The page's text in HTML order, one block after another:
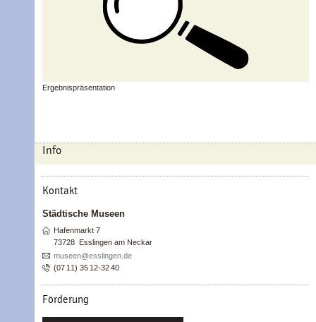
Ergebnispräsentation
Info
Kontakt
Städtische Museen
Hafenmarkt 7
73728 Esslingen am Neckar
museen@esslingen.de
(07 11) 35 12-32 40
Förderung